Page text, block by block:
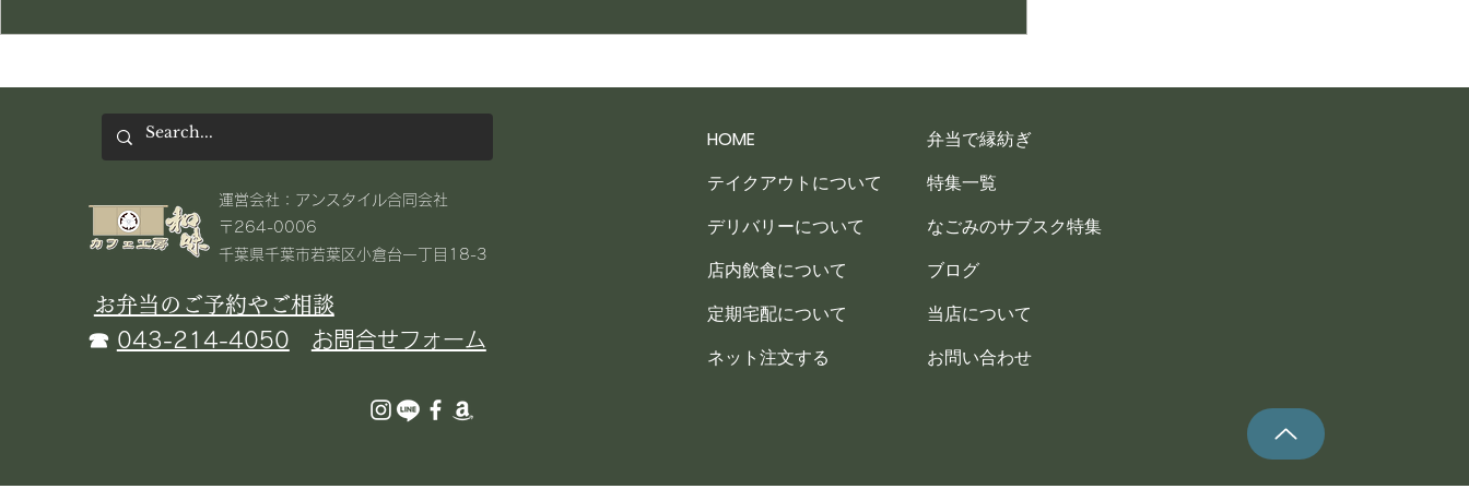
​運営会社：アンスタイル合同会社
〒264-0006
千葉県千葉市若葉区小倉台一丁目18-3​
お弁当のご予約やご相談
☎ 043-214-4050 お問合せフォーム
HOME
テイクアウトについて
デリバリーについて
店内飲食について
定期宅配について
ネット注文する
弁当で縁紡ぎ
特集一覧
なごみのサブスク特集
ブログ
当店について
お問い合わせ